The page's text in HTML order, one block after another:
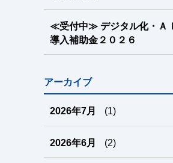
≪受付中≫ デジタル化・ＡＩ
導入補助金２０２６
アーカイブ
2026年7月 (1)
2026年6月 (2)